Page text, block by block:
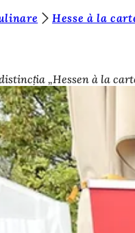
Hesse à la
„Hessen à la